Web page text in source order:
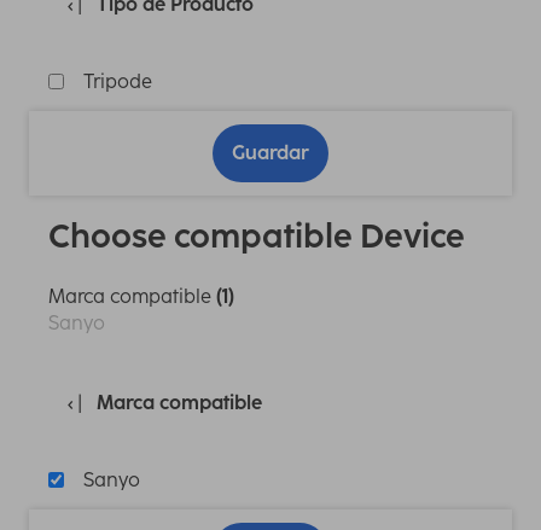
Tripode
Guardar
Choose compatible Device
Marca compatible (1)
Sanyo
Marca compatible
Sanyo